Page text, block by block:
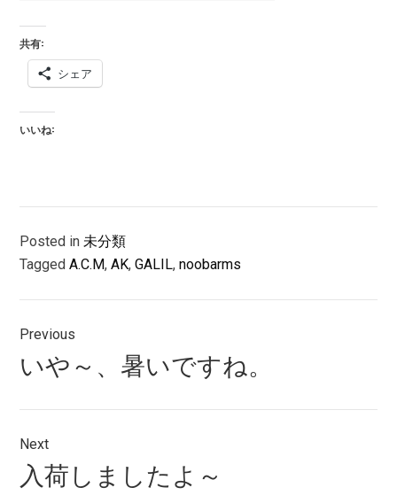
共有:
シェア
いいね:
Posted in 未分類
TaggedA.C.M,AK,GALIL,noobarms
投
稿
ナ
ビ
ゲ
ー
Previous
Previous
post:
いや～、暑いですね。
Next
Next
post:
入荷しましたよ～